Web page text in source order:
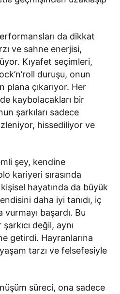
da dikkat
ve sahne enerjisi,
Kıyafet seçimleri,
duruşu, onun
plana çıkarıyor. Her
kaybolacakları bir
şarkıları sadece
hissediliyor ve
şey, kendine
kariyeri sırasında
hayatında da büyük
daha iyi tanıdı, iç
başardı. Bu
değil, aynı
getirdi. Hayranlarına
tarzı ve felsefesiyle
süreci, ona sadece